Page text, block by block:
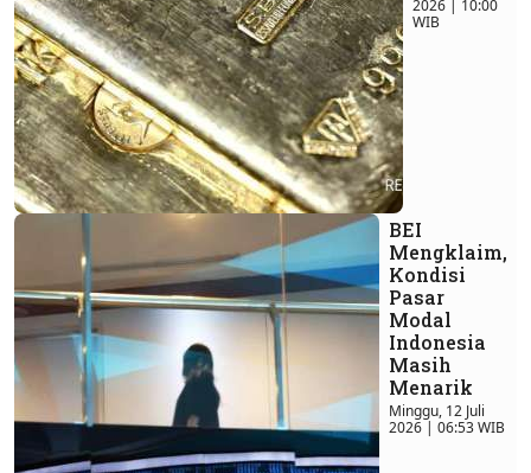
2026 | 10:00
WIB
BEI
Mengklaim,
Kondisi
Pasar
Modal
Indonesia
Masih
Menarik
Minggu, 12 Juli
2026 | 06:53 WIB